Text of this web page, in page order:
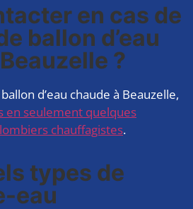
en cas de
ballon d’eau
?
d’eau chaude à Beauzelle,
en seulement quelques
chauffagistes.
types de
eau